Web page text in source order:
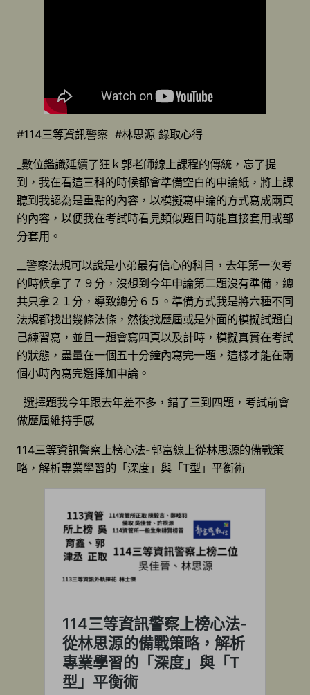
#114三等資訊警察 #林思源 錄取心得
_數位鑑識延續了狂ｋ郭老師線上課程的傳統，忘了提
到，我在看這三科的時候都會準備空白的申論紙，將上課
聽到我認為是重點的內容，以模擬寫申論的方式寫成兩頁
的內容，以便我在考試時看見類似題目時能直接套用或部
分套用。
__警察法規可以說是小弟最有信心的科目，去年第一次考
的時候拿了７９分，沒想到今年申論第二題沒有準備，總
共只拿２１分，導致總分６５。準備方式我是將六種不同
法規都找出幾條法條，然後找歷屆或是外面的模擬試題自
己練習寫，並且一題會寫四頁以及計時，模擬真實在考試
的狀態，盡量在一個五十分鐘內寫完一題，這樣才能在兩
個小時內寫完選擇加申論。
選擇題我今年跟去年差不多，錯了三到四題，考試前會
做歷屆維持手感
114三等資訊警察上榜心法-郭富線上從林思源的備戰策
略，解析專業學習的「深度」與「T型」平衡術